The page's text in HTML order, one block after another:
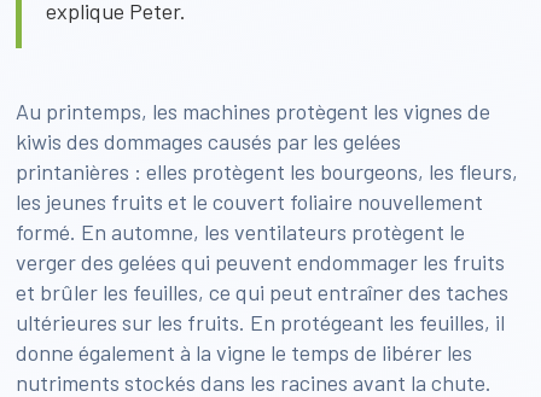
explique Peter.
Au printemps, les machines protègent les vignes de
kiwis des dommages causés par les gelées
printanières : elles protègent les bourgeons, les fleurs,
les jeunes fruits et le couvert foliaire nouvellement
formé. En automne, les ventilateurs protègent le
verger des gelées qui peuvent endommager les fruits
et brûler les feuilles, ce qui peut entraîner des taches
ultérieures sur les fruits. En protégeant les feuilles, il
donne également à la vigne le temps de libérer les
nutriments stockés dans les racines avant la chute.